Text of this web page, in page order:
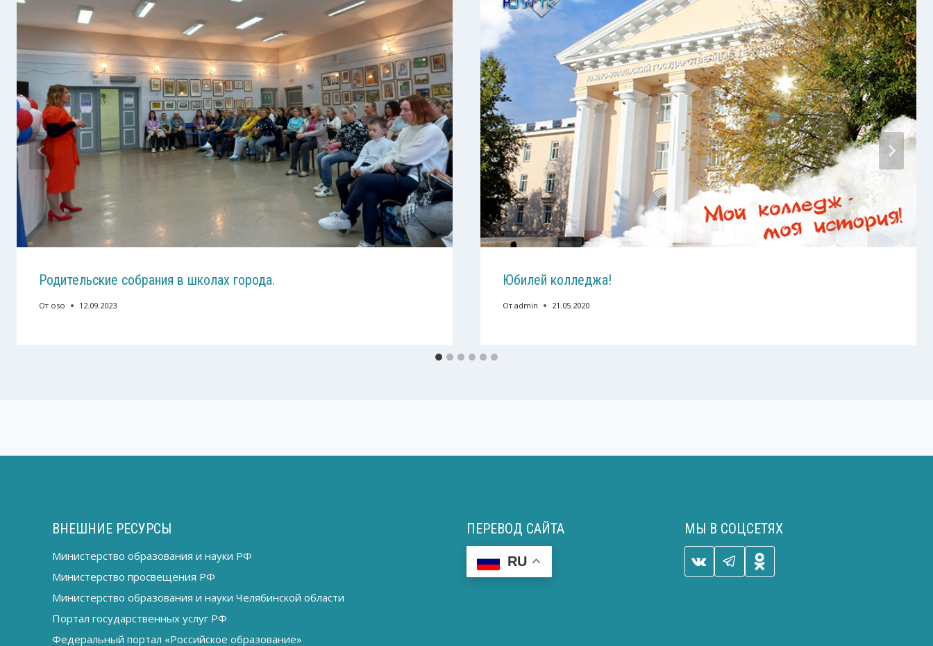
Родительские собрания в школах города.
От oso 12.09.2023
Юбилей колледжа!
От admin 21.05.2020
ВНЕШНИЕ РЕСУРСЫ
Министерство образования и науки РФ
Министерство просвещения РФ
Министерство образования и науки Челябинской области
Портал государственных услуг РФ
Федеральный портал «Российское образование»
ПЕРЕВОД САЙТА
RU
МЫ В СОЦСЕТЯХ